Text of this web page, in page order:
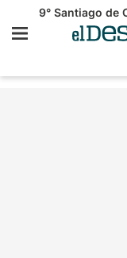
9° Santiago de